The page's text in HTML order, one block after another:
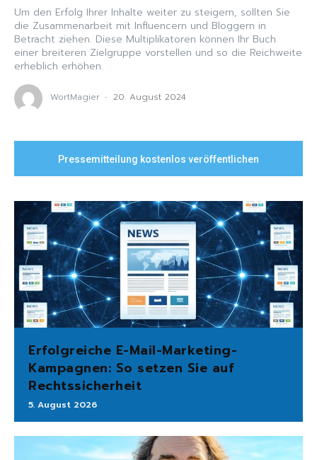
Um den Erfolg Ihrer Inhalte weiter zu steigern, sollten Sie
die Zusammenarbeit mit Influencern und Bloggern in
Betracht ziehen. Diese Multiplikatoren können Ihr Buch
einer breiteren Zielgruppe vorstellen und so die Reichweite
erheblich erhöhen.
WortMagier - 20. August 2024
Pressemitteilung kostenlos veröffentlichen
Erfolgreiche E-Mail-Marketing-
Kampagnen: So setzen Sie auf
Rechtssicherheit
5. August 2026